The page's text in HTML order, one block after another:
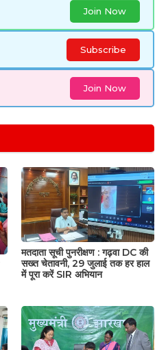
Join Now
Subscribe
Join Now
मतदाता सूची पुनरीक्षण : गढ़वा DC की
सख्त चेतावनी, 29 जुलाई तक हर हाल
में पूरा करें SIR अभियान